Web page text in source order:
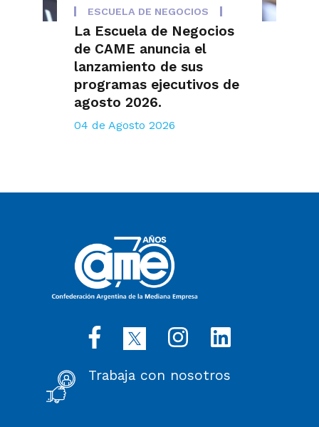
ESCUELA DE NEGOCIOS
La Escuela de Negocios
de CAME anuncia el
lanzamiento de sus
programas ejecutivos de
agosto 2026.
04 de Agosto 2026
Trabaja con nosotros